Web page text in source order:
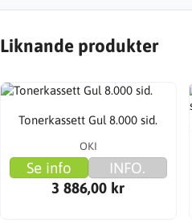
Liknande produkter
Tonerkassett Gul 8.000 sid.
OKI
Se info
INFO.
3 886,00 kr